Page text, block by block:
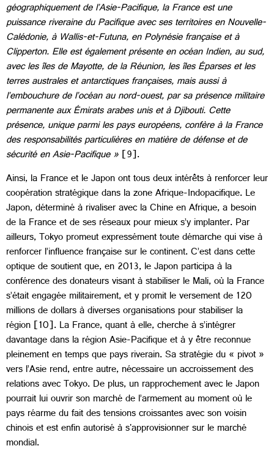
géographiquement de l’Asie-Pacifique, la France est une
puissance riveraine du Pacifique avec ses territoires en Nouvelle-
Calédonie, à Wallis-et-Futuna, en Polynésie française et à
Clipperton. Elle est également présente en océan Indien, au sud,
avec les îles de Mayotte, de la Réunion, les îles Éparses et les
terres australes et antarctiques françaises, mais aussi à
l’embouchure de l’océan au nord-ouest, par sa présence militaire
permanente aux Émirats arabes unis et à Djibouti. Cette
présence, unique parmi les pays européens, confère à la France
des responsabilités particulières en matière de défense et de
sécurité en Asie-Pacifique »[9].
Ainsi, la France et le Japon ont tous deux intérêts à renforcer leur
coopération stratégique dans la zone Afrique-Indopacifique. Le
Japon, déterminé à rivaliser avec la Chine en Afrique, a besoin
de la France et de ses réseaux pour mieux s’y implanter. Par
ailleurs, Tokyo promeut expressément toute démarche qui vise à
renforcer l’influence française sur le continent. C’est dans cette
optique de soutient que, en 2013, le Japon participa à la
conférence des donateurs visant à stabiliser le Mali, où la France
s’était engagée militairement, et y promit le versement de 120
millions de dollars à diverses organisations pour stabiliser la
région [10]. La France, quant à elle, cherche à s’intégrer
davantage dans la région Asie-Pacifique et à y être reconnue
pleinement en temps que pays riverain. Sa stratégie du « pivot »
vers l’Asie rend, entre autre, nécessaire un accroissement des
relations avec Tokyo. De plus, un rapprochement avec le Japon
pourrait lui ouvrir son marché de l’armement au moment où le
pays réarme du fait des tensions croissantes avec son voisin
chinois et est enfin autorisé à s'approvisionner sur le marché
mondial.